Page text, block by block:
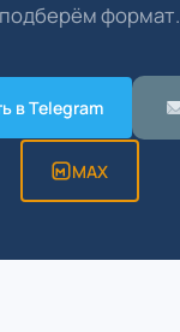
формат.
в Telegram
MAX